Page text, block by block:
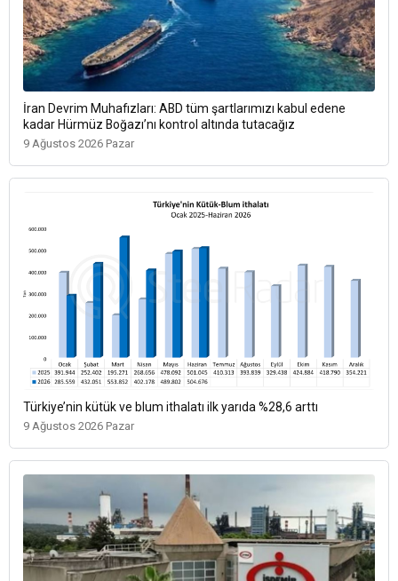
İran Devrim Muhafızları: ABD tüm şartlarımızı kabul edene
kadar Hürmüz Boğazı’nı kontrol altında tutacağız
9 Ağustos 2026 Pazar
Türkiye’nin kütük ve blum ithalatı ilk yarıda %28,6 arttı
9 Ağustos 2026 Pazar